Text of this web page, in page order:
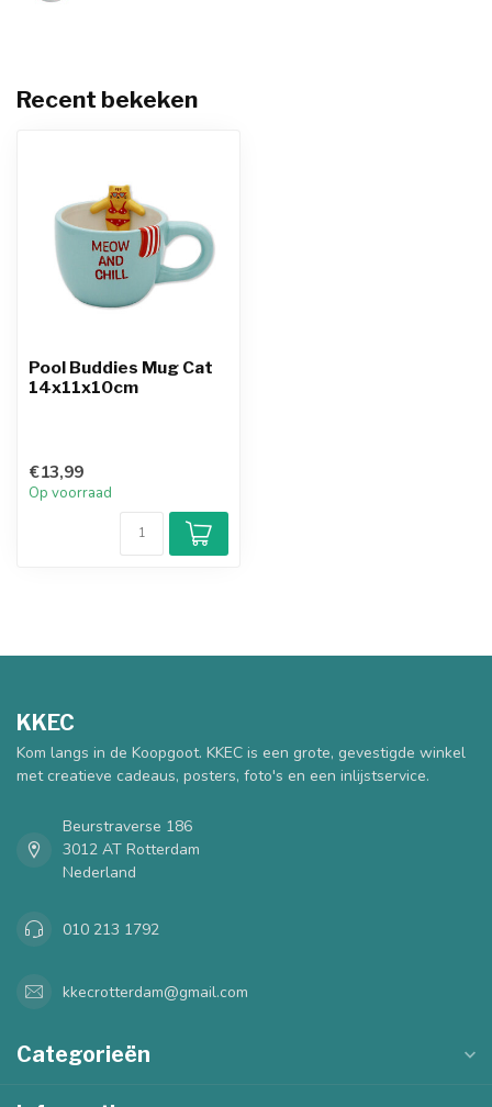
Recent bekeken
Pool Buddies Mug Cat
14x11x10cm
€13,99
Op voorraad
KKEC
Kom langs in de Koopgoot. KKEC is een grote, gevestigde winkel
met creatieve cadeaus, posters, foto's en een inlijstservice.
Beurstraverse 186
3012 AT Rotterdam
Nederland
010 213 1792
kkecrotterdam@gmail.com
Categorieën